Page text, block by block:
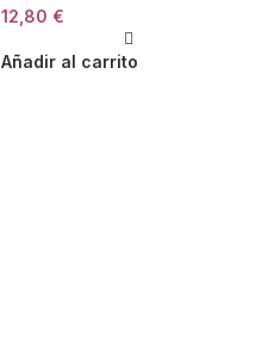
12,80 €
Añadir al carrito